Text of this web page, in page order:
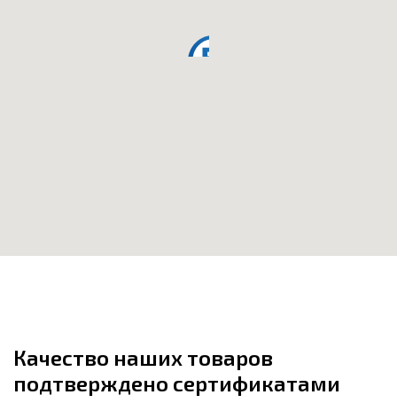
Качество наших товаров
подтверждено сертификатами